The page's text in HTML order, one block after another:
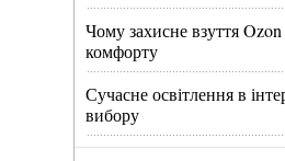
Чому захисне взуття
комфорту
Сучасне освітлення в
вибору